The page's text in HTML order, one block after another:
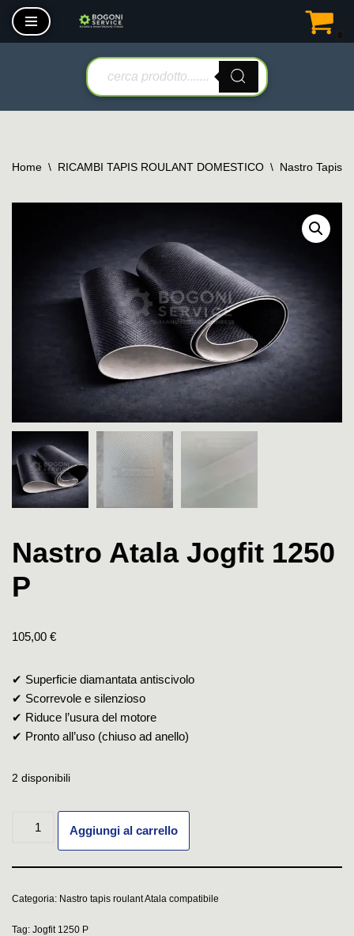
Vai
Home \ RICAMBI TAPIS ROULANT DOMESTICO \ Nastro Tapis
Nastro Atala Jogfit 1250
P
105,00 €
✔ Superficie diamantata antiscivolo
✔ Scorrevole e silenzioso
✔ Riduce l’usura del motore
✔ Pronto all’uso (chiuso ad anello)
2 disponibili
Aggiungi al carrello
Categoria: Nastro tapis roulant Atala compatibile
Tag: Jogfit 1250 P